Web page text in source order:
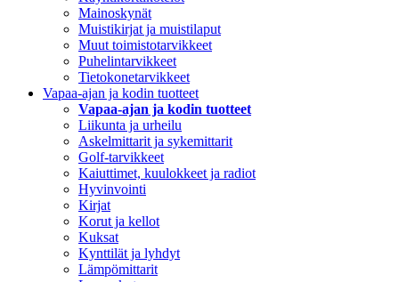
Mainoskynät
Muistikirjat ja muistilaput
Muut toimistotarvikkeet
Puhelintarvikkeet
Tietokonetarvikkeet
Vapaa-ajan ja kodin tuotteet
Vapaa-ajan ja kodin tuotteet
Liikunta ja urheilu
Askelmittarit ja sykemittarit
Golf-tarvikkeet
Kaiuttimet, kuulokkeet ja radiot
Hyvinvointi
Kirjat
Korut ja kellot
Kuksat
Kynttilät ja lyhdyt
Lämpömittarit